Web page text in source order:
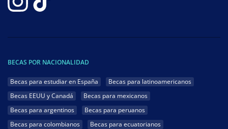
BECAS POR NACIONALIDAD
Becas para estudiar en España
Becas para latinoamericanos
Becas EEUU y Canadá
Becas para mexicanos
Becas para argentinos
Becas para peruanos
Becas para colombianos
Becas para ecuatorianos